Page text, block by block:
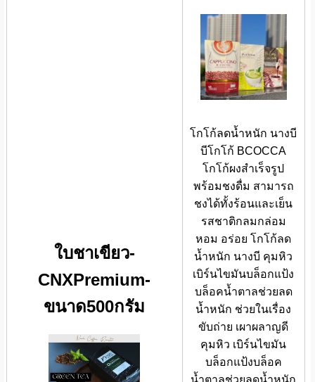
ใบชาเขียว-
CNXPremium-
ขนาด500กรัม
โกโก้ลดน้ำหนัก นางบี
บีโกโก้ BCOCCA
โกโก้ผงสำเร็จรูป
พร้อมชงดื่ม สามารถ
ชงได้ทั้งร้อนและเย็น
รสชาติกลมกล่อม
หอม อร่อย โกโก้ลด
น้ำหนัก นางบี คุมหิว
เบิร์นไขมันบล็อกแป้ง
บล็อคน้ำตาลช่วยลด
น้ำหนัก ช่วยในเรื่อง
ขับถ่าย เผาผลาญดี
คุมหิว เบิร์นไขมัน
บล็อกแป้งบล็อค